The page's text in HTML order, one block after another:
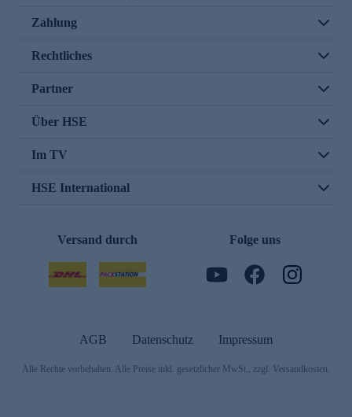
Zahlung
Rechtliches
Partner
Über HSE
Im TV
HSE International
Versand durch Folge uns
AGB Datenschutz Impressum
Alle Rechte vorbehalten. Alle Preise inkl. gesetzlicher MwSt., zzgl. Versandkosten.